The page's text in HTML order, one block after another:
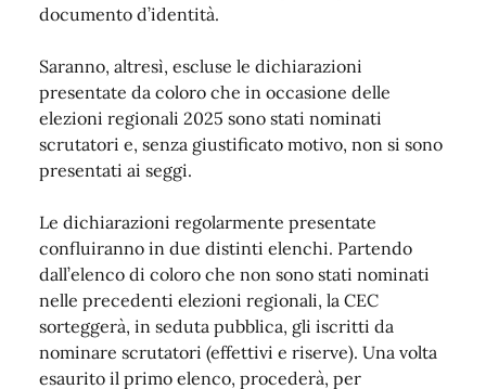
documento d’identità.
Saranno, altresì, escluse le dichiarazioni
presentate da coloro che in occasione delle
elezioni regionali 2025 sono stati nominati
scrutatori e, senza giustificato motivo, non si sono
presentati ai seggi.
Le dichiarazioni regolarmente presentate
confluiranno in due distinti elenchi. Partendo
dall’elenco di coloro che non sono stati nominati
nelle precedenti elezioni regionali, la CEC
sorteggerà, in seduta pubblica, gli iscritti da
nominare scrutatori (effettivi e riserve). Una volta
esaurito il primo elenco, procederà, per